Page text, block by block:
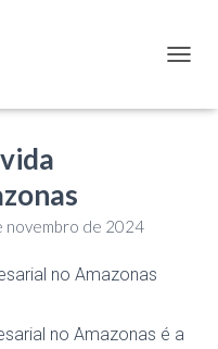
novembro de 2024
no Amazonas é a